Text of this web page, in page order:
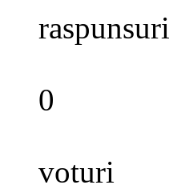
raspunsuri
0
voturi